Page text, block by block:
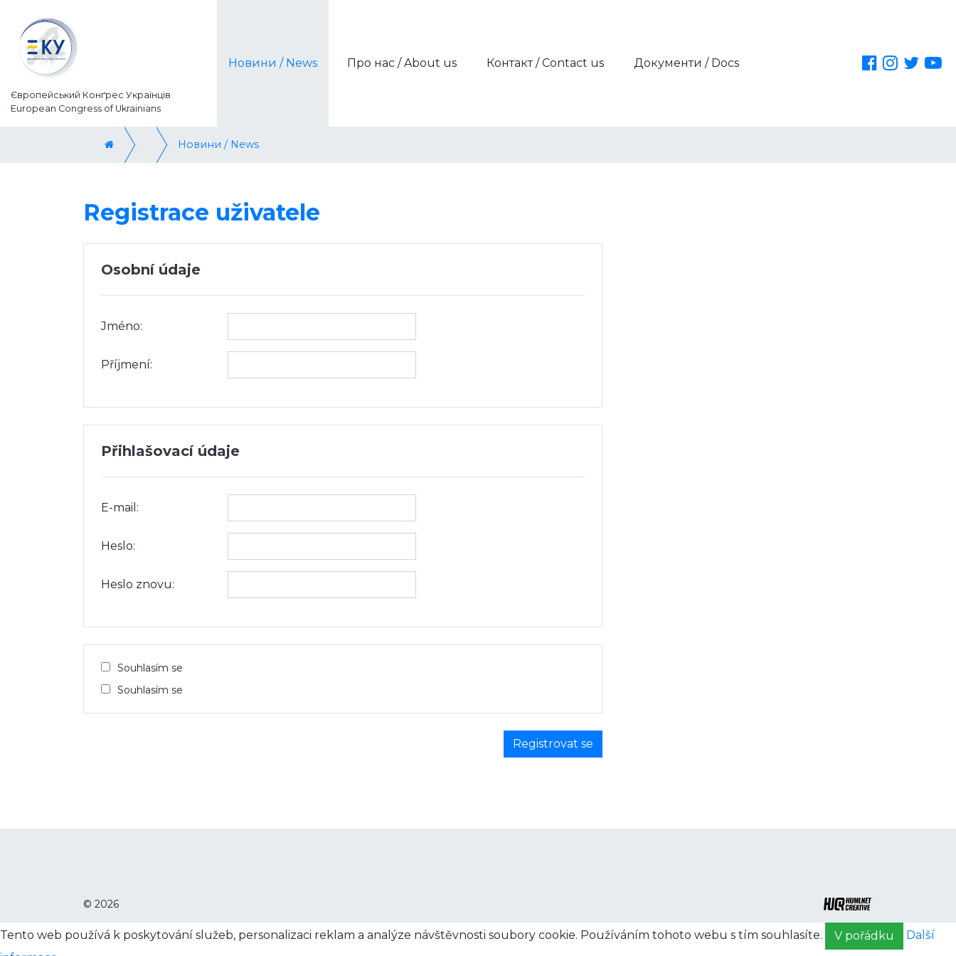
Європейський Конґрес Українців
European Congress of Ukrainians
Новини / News Про нас / About us Контакт / Contact us Документи / Docs
Новини / News
Registrace uživatele
Osobní údaje
Jméno:
Příjmení:
Přihlašovací údaje
E-mail:
Heslo:
Heslo znovu:
Souhlasím se
Souhlasím se
© 2026
Tento web používá k poskytování služeb, personalizaci reklam a analýze návštěvnosti soubory cookie. Používáním tohoto webu s tím souhlasíte. V pořádku
Další